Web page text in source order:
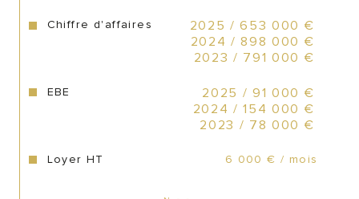
Secteur à forte activité, profitant d'une
clientèle touristique et locale assurant un
Ticket Moyen 85€ HT :
Chiffre d'affaires
2025 / 653 000 €
2024 / 898 000 €
2023 / 791 000 €
EBE
2025 / 91 000 €
2024 / 154 000 €
2023 / 78 000 €
Loyer HT 6 000 € / mois